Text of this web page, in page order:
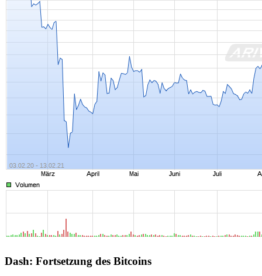
Dash: Fortsetzung des Bitcoins